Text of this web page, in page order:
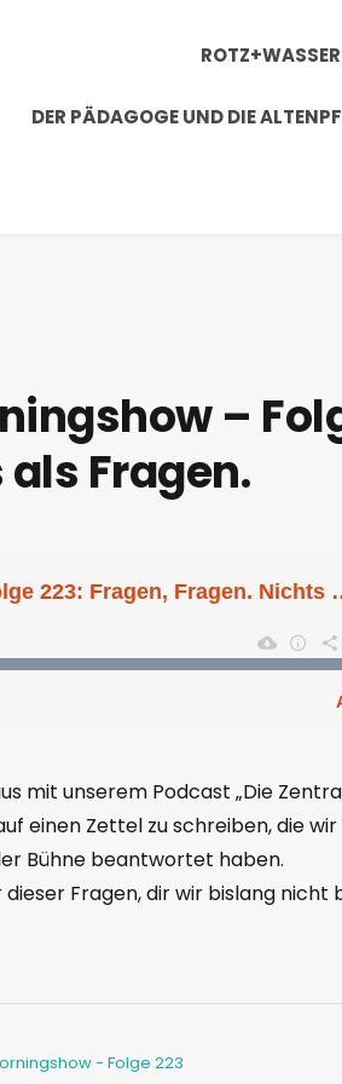
ROTZ+WASSER
DER PÄDAGOGE UND DIE
–
Fragen.
mit unserem Podcast „Die
einen Zettel zu schreiben, die
Bühne beantwortet haben.
dieser Fragen, dir wir bislang
- Folge 223